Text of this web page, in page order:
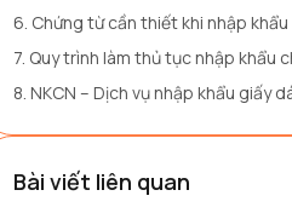
6. Chứng từ cần thiết khi nhập
7. Quy trình làm thủ tục nhập khẩu
8. NKCN – Dịch vụ nhập khẩu giấy
Bài viết liên quan